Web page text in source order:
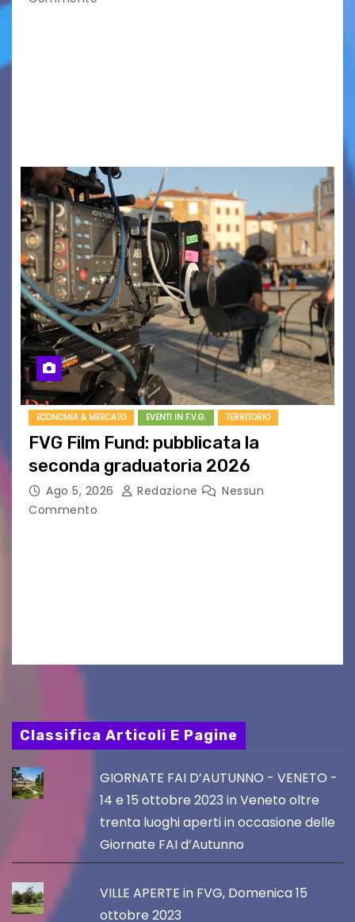
ECONOMIA & MERCATO EVENTI IN F.V.G. TERRITORIO
FVG Film Fund: pubblicata la
seconda graduatoria 2026
Ago 5, 2026 Redazione
Nessun
Commento
Classifica Articoli E Pagine
GIORNATE FAI D’AUTUNNO - VENETO -
14 e 15 ottobre 2023 in Veneto oltre
trenta luoghi aperti in occasione delle
Giornate FAI d’Autunno
VILLE APERTE in FVG, Domenica 15
ottobre 2023